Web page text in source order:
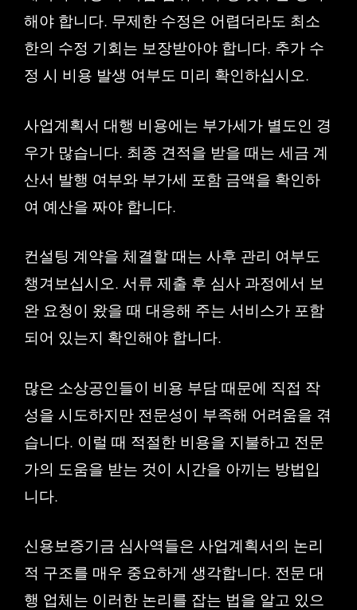
해야 합니다. 무제한 수정은 어렵더라도 최소
한의 수정 기회는 보장받아야 합니다. 추가 수
정 시 비용 발생 여부도 미리 확인하십시오.
사업계획서 대행 비용에는 부가세가 별도인 경
우가 많습니다. 최종 견적을 받을 때는 세금 계
산서 발행 여부와 부가세 포함 금액을 확인하
여 예산을 짜야 합니다.
컨설팅 계약을 체결할 때는 사후 관리 여부도
챙겨보십시오. 서류 제출 후 심사 과정에서 보
완 요청이 왔을 때 대응해 주는 서비스가 포함
되어 있는지 확인해야 합니다.
많은 소상공인들이 비용 부담 때문에 직접 작
성을 시도하지만 전문성이 부족해 어려움을 겪
습니다. 이럴 때 적절한 비용을 지불하고 전문
가의 도움을 받는 것이 시간을 아끼는 방법입
니다.
신용보증기금 심사역들은 사업계획서의 논리
적 구조를 매우 중요하게 생각합니다. 전문 대
행 업체는 이러한 논리를 잡는 법을 알고 있으